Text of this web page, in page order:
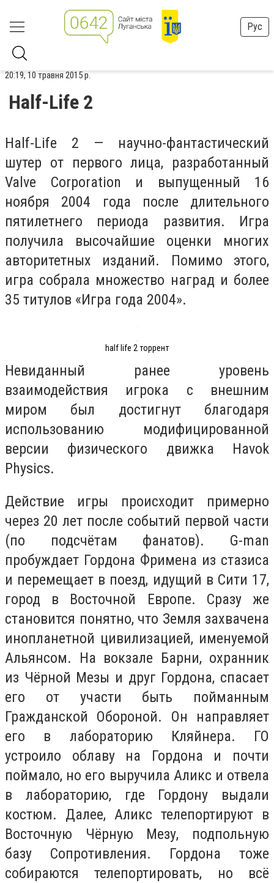
Рус
20:19, 10 травня 2015 р.
Half-Life 2
Half-Life 2 — научно-фантастический
шутер от первого лица, разработанный
Valve Corporation и выпущенный 16
ноября 2004 года после длительного
пятилетнего периода развития. Игра
получила высочайшие оценки многих
авторитетных изданий. Помимо этого,
игра собрала множество наград и более
35 титулов «Игра года 2004».
half life 2 торрент
Невиданный ранее уровень
взаимодействия игрока с внешним
миром был достигнут благодаря
использованию модифицированной
версии физического движка Havok
Physics.
Действие игры происходит примерно
через 20 лет после событий первой части
(по подсчётам фанатов). G-man
пробуждает Гордона Фримена из стазиса
и перемещает в поезд, идущий в Сити 17,
город в Восточной Европе. Сразу же
становится понятно, что Земля захвачена
инопланетной цивилизацией, именуемой
Альянсом. На вокзале Барни, охранник
из Чёрной Мезы и друг Гордона, спасает
его от участи быть пойманным
Гражданской Обороной. Он направляет
его в лабораторию Кляйнера. ГО
устроило облаву на Гордона и почти
поймало, но его выручила Аликс и отвела
в лабораторию, где Гордону выдали
костюм. Далее, Аликс телепортируют в
Восточную Чёрную Мезу, подпольную
базу Сопротивления. Гордона тоже
собираются телепортировать, но всё